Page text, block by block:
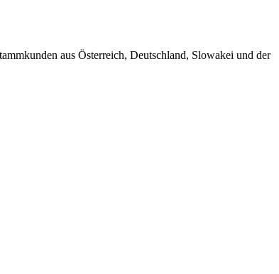
aus Österreich, Deutschland, Slowakei und der